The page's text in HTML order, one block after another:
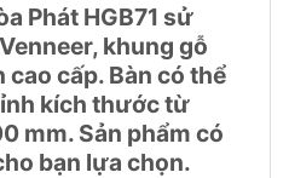
Phát HGB71 sử
khung gỗ
cấp. Bàn có thể
kích thước từ
mm. Sản phẩm có
bạn lựa chọn.